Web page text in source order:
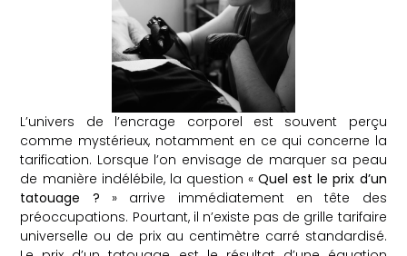
L’univers de l’encrage corporel est souvent perçu
comme mystérieux, notamment en ce qui concerne la
tarification. Lorsque l’on envisage de marquer sa peau
de manière indélébile, la question «Quel est le prix d’un
tatouage ? » arrive immédiatement en tête des
préoccupations. Pourtant, il n’existe pas de grille tarifaire
universelle ou de prix au centimètre carré standardisé.